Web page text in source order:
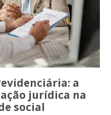
a
jurídica na
social